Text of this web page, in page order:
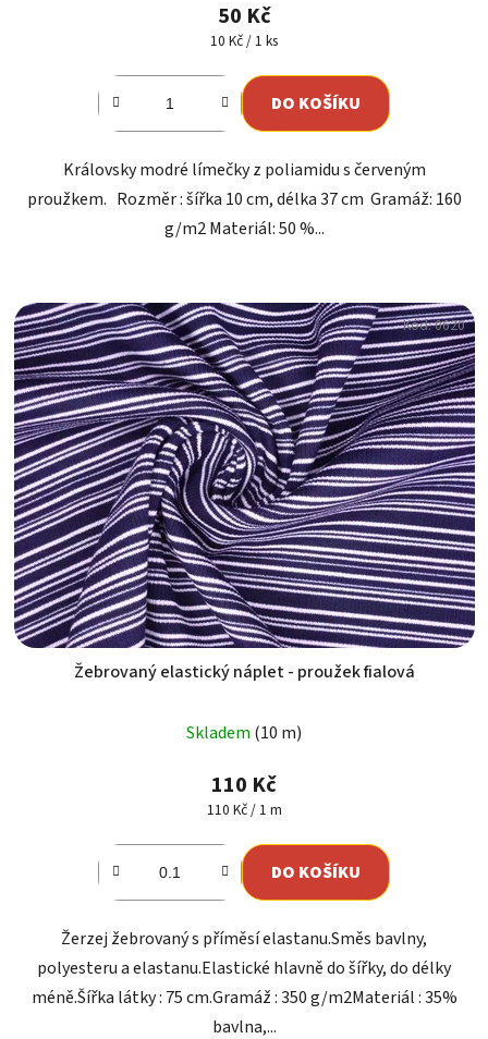
50 Kč
Měrná
10 Kč / 1 ks
DO KOŠÍKU
Královsky modré límečky z poliamidu s červeným
proužkem. Rozměr : šířka 10 cm, délka 37 cm Gramáž: 160
g/m2 Materiál: 50 %...
Žebrovaný elastický náplet - proužek fialová
Skladem (10 m)
110 Kč
Měrná
110 Kč / 1 m
DO KOŠÍKU
Žerzej žebrovaný s příměsí elastanu.Směs bavlny,
polyesteru a elastanu.Elastické hlavně do šířky, do délky
méně.Šířka látky : 75 cm.Gramáž : 350 g/m2Materiál : 35%
bavlna,...
Kód:0620